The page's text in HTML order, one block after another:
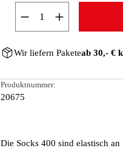
Produkt Anzahl:
Wir liefern Paketeab 30,- €
Produktnummer:
20675
Die Socks 400 sind elastisch